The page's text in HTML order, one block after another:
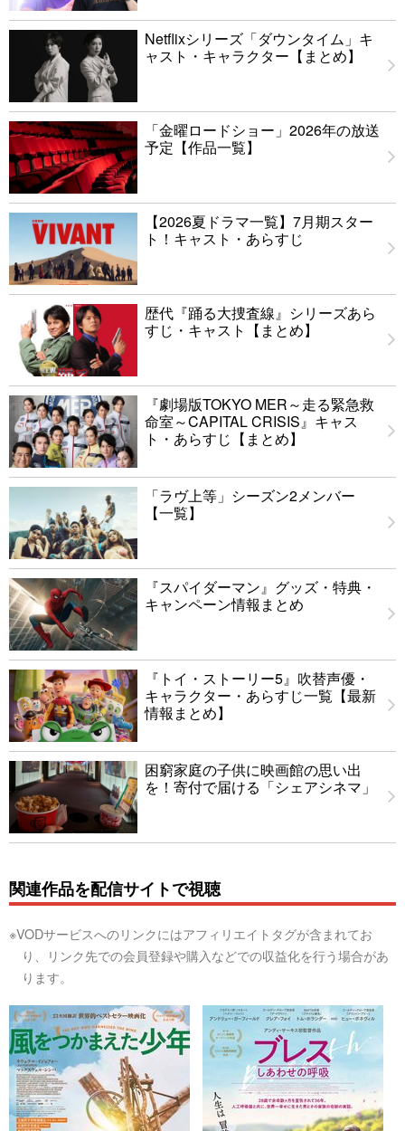
Netflixシリーズ「ダウンタイム」キ
ャスト・キャラクター【まとめ】
「金曜ロードショー」2026年の放送
予定【作品一覧】
【2026夏ドラマ一覧】7月期スター
ト！キャスト・あらすじ
歴代『踊る大捜査線』シリーズあら
すじ・キャスト【まとめ】
『劇場版TOKYO MER～走る緊急救
命室～CAPITAL CRISIS』キャス
ト・あらすじ【まとめ】
「ラヴ上等」シーズン2メンバー
【一覧】
『スパイダーマン』グッズ・特典・
キャンペーン情報まとめ
『トイ・ストーリー5』吹替声優・
キャラクター・あらすじ一覧【最新
情報まとめ】
困窮家庭の子供に映画館の思い出
を！寄付で届ける「シェアシネマ」
関連作品を配信サイトで視聴
※VODサービスへのリンクにはアフィリエイトタグが含まれてお
り、リンク先での会員登録や購入などでの収益化を行う場合があ
ります。